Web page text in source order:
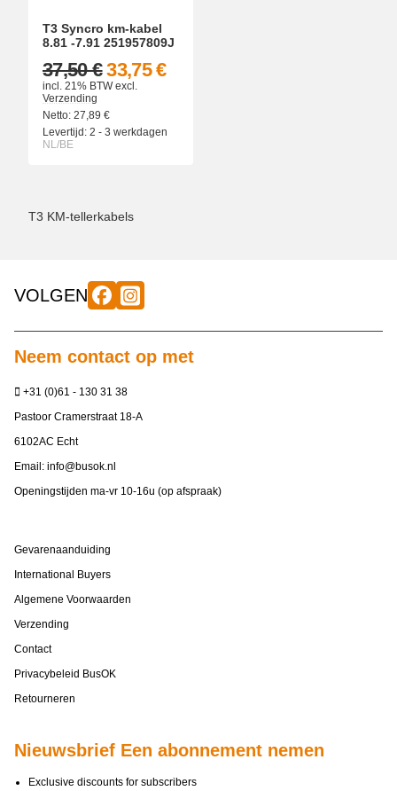
T3 Syncro km-kabel
8.81 -7.91 251957809J
33,75 €
37,50 €
incl. 21% BTWexcl.
Verzending
Netto: 27,89 €
Levertijd: 2 - 3 werkdagen
NL/BE
T3 KM-tellerkabels
VOLGEN
Neem contact op met
+31 (0)61 - 130 31 38
Pastoor Cramerstraat 18-A
6102AC Echt
Email: info@busok.nl
Openingstijden ma-vr 10-16u (op afspraak)
Gevarenaanduiding
International Buyers
Algemene Voorwaarden
Verzending
Contact
Privacybeleid BusOK
Retourneren
Nieuwsbrief Een abonnement nemen
Exclusive discounts for subscribers